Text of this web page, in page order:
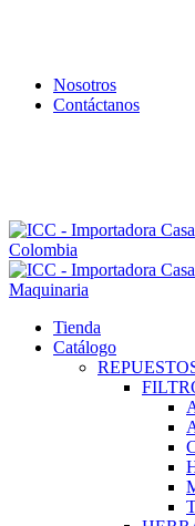
Nosotros
Contáctanos
Maquinaria
Tienda
Catálogo